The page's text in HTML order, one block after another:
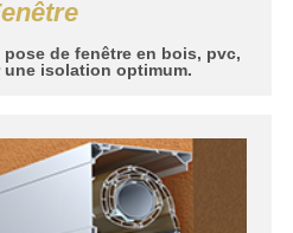
de fenêtre en bois, pvc,
isolation optimum.